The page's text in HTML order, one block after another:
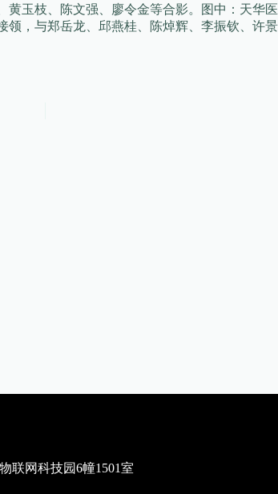
玉枝、陈文强、廖令金等合影。图中：天华
，与郑岳龙、邱燕桂、陈焯辉、李振钦、许
联网科技园6幢1501室